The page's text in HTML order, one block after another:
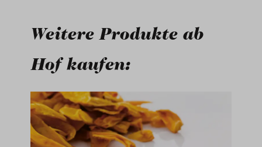
Weitere Produkte ab
Hof kaufen:
Produktgalerie überspringen